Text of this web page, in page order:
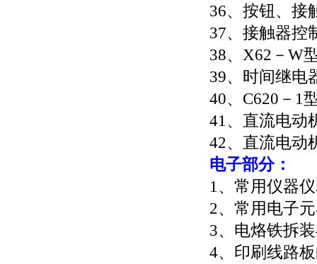
36、按钮、接
37、接触器
38、X62－W
39、时间继
40、C620－1
41、直流电动
42、直流电动
电子部分：
1、常用仪器
2、常用电子
3、电烙铁拆
4、印刷线路